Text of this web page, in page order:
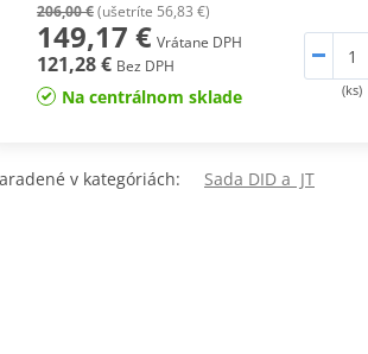
206,00 €(ušetríte 56,83 €)
149,17 € Vrátane DPH
121,28 € Bez DPH
Na centrálnom sklade (ks)
v kategóriách: Sada DID a JT